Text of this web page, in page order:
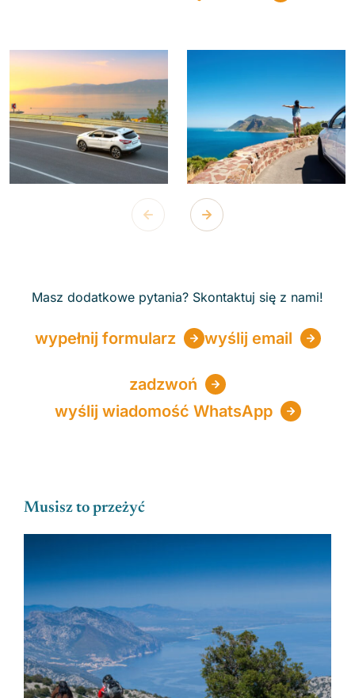
Musisz to przeżyć
Masz dodatkowe pytania? Skontaktuj się z nami!
wypełnij formularz wyślij email
zadzwoń
wyślij wiadomość WhatsApp